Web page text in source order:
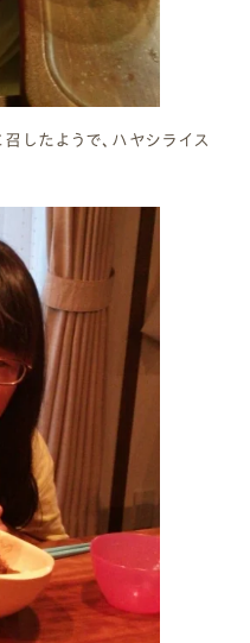
したようで、ハヤシライス